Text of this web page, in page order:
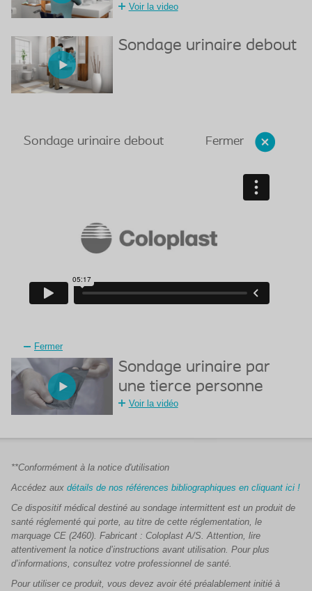
Voir la video
Sondage urinaire debout
Fermer
Sondage urinaire debout
Fermer
Sondage urinaire par
une tierce personne
Voir la vidéo
**Conformément à la notice d'utilisation
Accédez aux détails de nos références bibliographiques en cliquant ici !
Ce dispositif médical destiné au sondage intermittent est un produit de
santé réglementé qui porte, au titre de cette réglementation, le
marquage CE (2460). Fabricant : Coloplast A/S. Attention, lire
attentivement la notice d’instructions avant utilisation. Pour plus
d’informations, consultez votre professionnel de santé.
Pour utiliser ce produit, vous devez avoir été préalablement initié à